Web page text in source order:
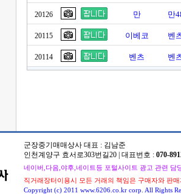
20126 만 만
20115 이베코 벤
20114 벤츠 벤
군장중기매매상사 대표 : 김남준
인천계양구 효서로303번길20 | 대표번호 : 070-
네이버,다음,야후,네이트등 포털사이트 광고 관련 담
직거래장터이용시 모든 거래의 책임은 구매자와 판
Copyright (c) 2011 www.6206.co.kr corp. All Rights